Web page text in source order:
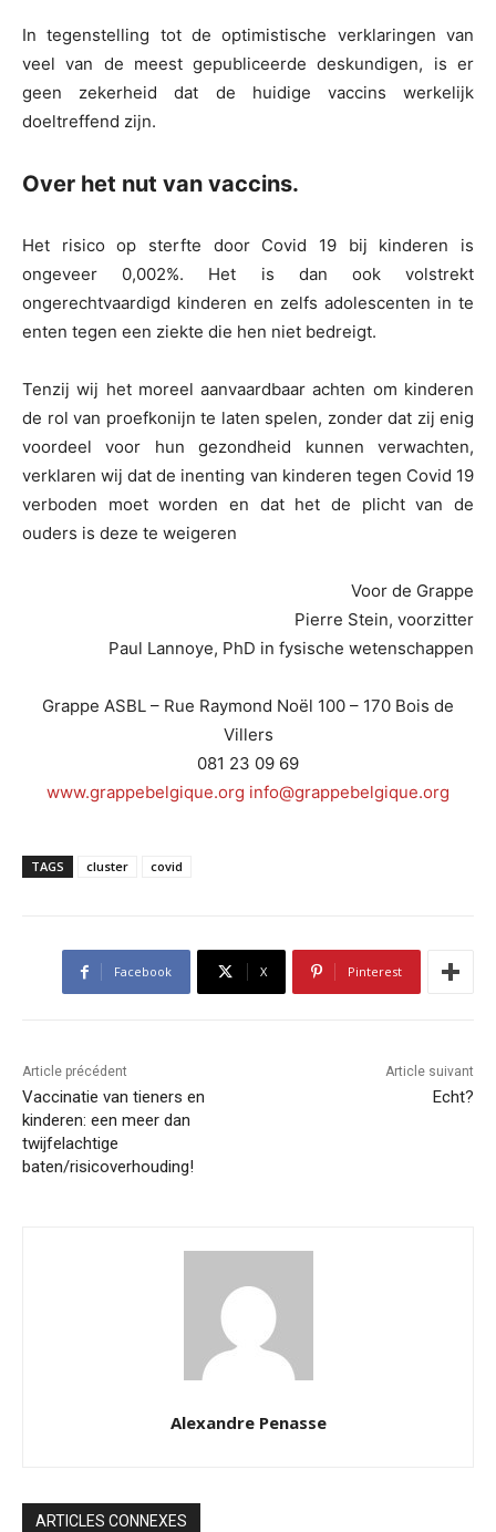
In tegenstelling tot de optimistische verklaringen van
veel van de meest gepubliceerde deskundigen, is er
geen zekerheid dat de huidige vaccins werkelijk
doeltreffend zijn.
Over het nut van vaccins.
Het risico op sterfte door Covid 19 bij kinderen is
ongeveer 0,002%. Het is dan ook volstrekt
ongerechtvaardigd kinderen en zelfs adolescenten in te
enten tegen een ziekte die hen niet bedreigt.
Tenzij wij het moreel aanvaardbaar achten om kinderen
de rol van proefkonijn te laten spelen, zonder dat zij enig
voordeel voor hun gezondheid kunnen verwachten,
verklaren wij dat de inenting van kinderen tegen Covid 19
verboden moet worden en dat het de plicht van de
ouders is deze te weigeren
Voor de Grappe
Pierre Stein, voorzitter
Paul Lannoye, PhD in fysische wetenschappen
Grappe ASBL – Rue Raymond Noël 100 – 170 Bois de
Villers
081 23 09 69
www.grappebelgique.org info@grappebelgique.org
TAGS cluster covid
Facebook X Pinterest
Article précédent
Vaccinatie van tieners en
kinderen: een meer dan
twijfelachtige
baten/risicoverhouding!
Article suivant
Echt?
Alexandre Penasse
ARTICLES CONNEXES